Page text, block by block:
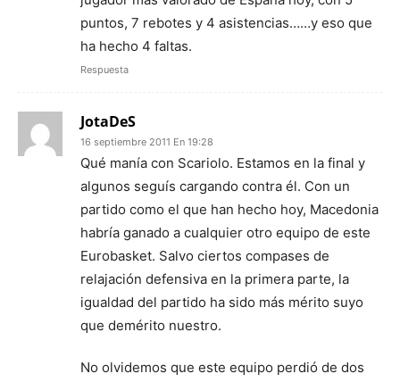
puntos, 7 rebotes y 4 asistencias……y eso que
ha hecho 4 faltas.
Respuesta
JotaDeS
16 septiembre 2011 En 19:28
Qué manía con Scariolo. Estamos en la final y
algunos seguís cargando contra él. Con un
partido como el que han hecho hoy, Macedonia
habría ganado a cualquier otro equipo de este
Eurobasket. Salvo ciertos compases de
relajación defensiva en la primera parte, la
igualdad del partido ha sido más mérito suyo
que demérito nuestro.
No olvidemos que este equipo perdió de dos